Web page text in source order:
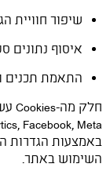
שיפור חוויית
איסוף נתונים
התאמת תכנים
באמצעות הגדרות
השימוש באתר.